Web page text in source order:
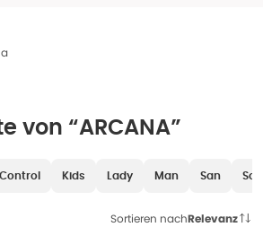
von “ARCANA”
Control Kids Lady Man San Soft
Sortieren nachRelevanz